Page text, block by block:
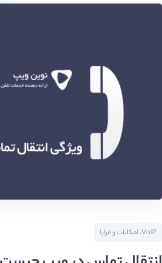
VoIP، امکانات و مزایا